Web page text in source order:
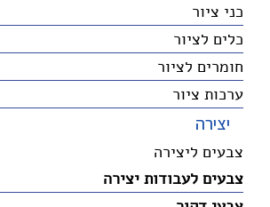
כני ציור
כלים לציור
חומרים לציור
ערכות ציור
יצירה
צבעים ליצירה
צבעים לעבודות יצירה